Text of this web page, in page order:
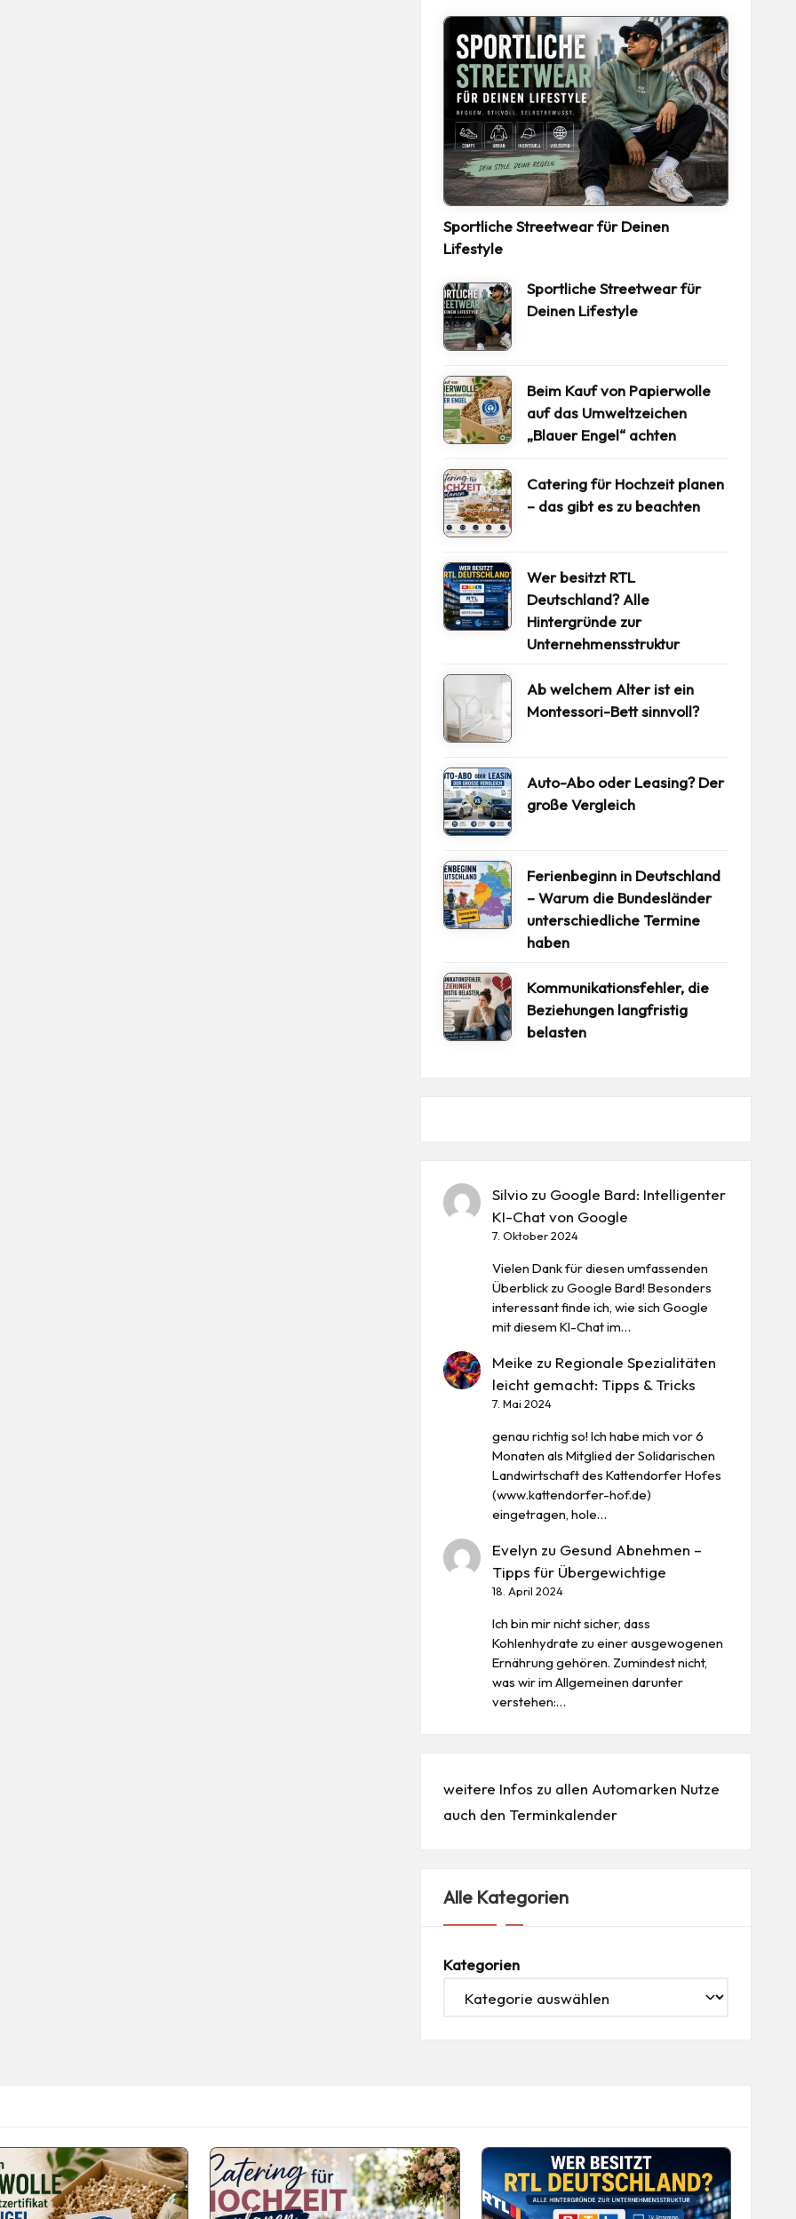
Sportliche Streetwear für Deinen
Lifestyle
Sportliche Streetwear für
Deinen Lifestyle
Beim Kauf von Papierwolle
auf das Umweltzeichen
„Blauer Engel“ achten
Catering für Hochzeit planen
– das gibt es zu beachten
Wer besitzt RTL
Deutschland? Alle
Hintergründe zur
Unternehmensstruktur
Ab welchem Alter ist ein
Montessori-Bett sinnvoll?
Auto-Abo oder Leasing? Der
große Vergleich
Ferienbeginn in Deutschland
– Warum die Bundesländer
unterschiedliche Termine
haben
Kommunikationsfehler, die
Beziehungen langfristig
belasten
Silvio zu Google Bard: Intelligenter
KI-Chat von Google
7. Oktober 2024
Vielen Dank für diesen umfassenden
Überblick zu Google Bard! Besonders
interessant finde ich, wie sich Google
mit diesem KI-Chat im…
Meike zu Regionale Spezialitäten
leicht gemacht: Tipps & Tricks
7. Mai 2024
genau richtig so! Ich habe mich vor 6
Monaten als Mitglied der Solidarischen
Landwirtschaft des Kattendorfer Hofes
(www.kattendorfer-hof.de)
eingetragen, hole…
Evelyn zu Gesund Abnehmen –
Tipps für Übergewichtige
18. April 2024
Ich bin mir nicht sicher, dass
Kohlenhydrate zu einer ausgewogenen
Ernährung gehören. Zumindest nicht,
was wir im Allgemeinen darunter
verstehen:…
weitere Infos zu allen Automarken Nutze
auch den Terminkalender
Alle Kategorien
Kategorien